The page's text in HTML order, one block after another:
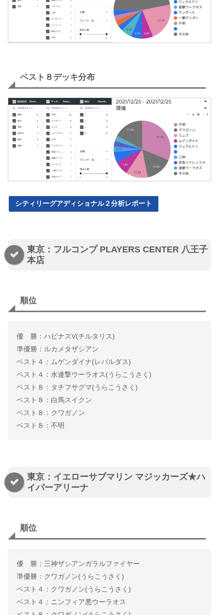
ベスト８デッキ分布
シティリーグアディショナル２分析レポート
東京：フルコンプ PLAYERS CENTER 八王子
本店
順位
優 勝：ハピナスV(チルタリス)
準優勝：ルカメタザシアン
ベスト４：ムゲンダイナ(レパルダス)
ベスト４：水連撃ウーラオス(うらこうさく)
ベスト８：タチフサグマ(うらこうさく)
ベスト８：白馬スイクン
ベスト８：クワガノン
ベスト８：不明
東京：イエローサブマリン マジッカーズ★ハ
イパーアリーナ
順位
優 勝：三神ザシアンガラルファイヤー
準優勝：クワガノン(うらこうさく)
ベスト４：クワガノン(うらこうさく)
ベスト４：ニンフィア悪ウーラオス